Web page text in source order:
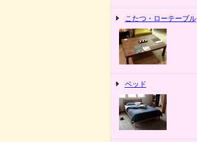
こたつ・ローテーブル
ベッド